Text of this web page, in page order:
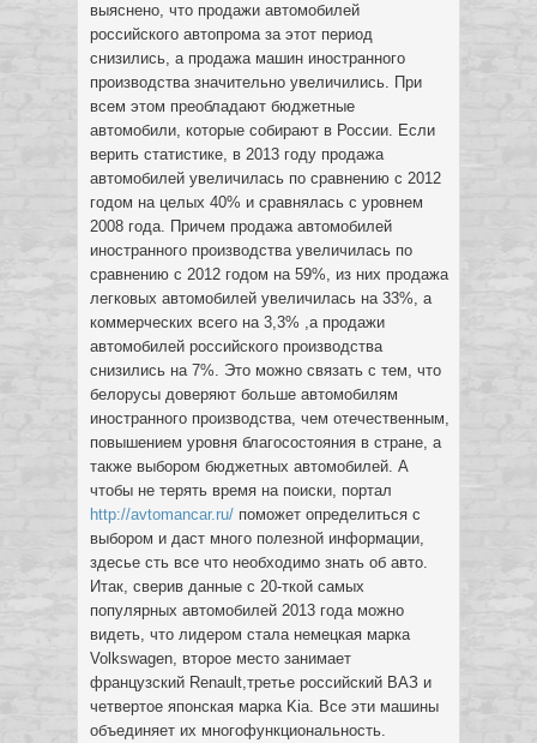
выяснено, что продажи автомобилей
российского автопрома за этот период
снизились, а продажа машин иностранного
производства значительно увеличились. При
всем этом преобладают бюджетные
автомобили, которые собирают в России. Если
верить статистике, в 2013 году продажа
автомобилей увеличилась по сравнению с 2012
годом на целых 40% и сравнялась с уровнем
2008 года. Причем продажа автомобилей
иностранного производства увеличилась по
сравнению с 2012 годом на 59%, из них продажа
легковых автомобилей увеличилась на 33%, а
коммерческих всего на 3,3% ,а продажи
автомобилей российского производства
снизились на 7%. Это можно связать с тем, что
белорусы доверяют больше автомобилям
иностранного производства, чем отечественным,
повышением уровня благосостояния в стране, а
также выбором бюджетных автомобилей. А
чтобы не терять время на поиски, портал
http://avtomancar.ru/ поможет определиться с
выбором и даст много полезной информации,
здесье сть все что необходимо знать об авто.
Итак, сверив данные с 20-ткой самых
популярных автомобилей 2013 года можно
видеть, что лидером стала немецкая марка
Volkswagen, второе место занимает
французский Renault,третье российский ВАЗ и
четвертое японская марка Kia. Все эти машины
объединяет их многофункциональность.